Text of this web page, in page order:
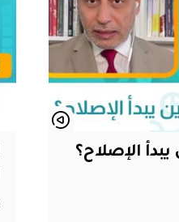
الإصلاح؟